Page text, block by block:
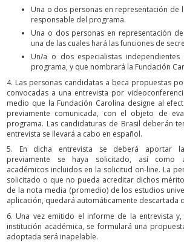
Una o dos personas en representación de
responsable del programa.
Una o dos personas en representación
una de las cuales hará las funciones de
Un/a o dos especialistas
programa, y que nombrará la Fundación
4. Las personas candidatas a beca propuestas
convocadas a una entrevista por
medio que la Fundación Carolina designe al
previamente comunicada, con el objeto de
programa. Las candidaturas de Brasil deberán
entrevista se llevará a cabo en español.
5. En dicha entrevista se deberá aportar
previamente se haya solicitado, así como
académicos incluidos en la solicitud on-line. La
solicitado o que no pueda acreditar dichos
de la nota media (promedio) de los estudios
aplicación, quedará automáticamente descartada
6. Una vez emitido el informe de la entrevista
institución académica, se formulará una
adoptada será inapelable.